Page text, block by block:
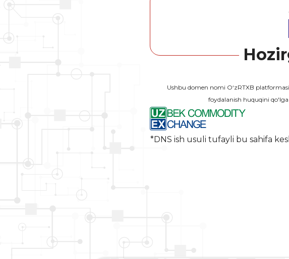
Ushbu domen nomi O‘zRTXB
foydalanish huquqini
*DNS ish usuli tufayli bu sahifa